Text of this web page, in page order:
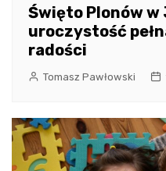
Święto Plonów w
uroczystość
radości
Tomasz Pawłowski